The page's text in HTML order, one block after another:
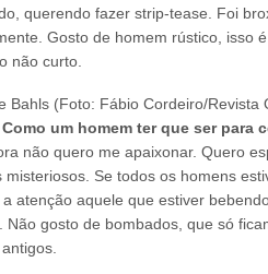
querendo fazer strip-tease. Foi
Gosto de homem rústico, isso
não curto.
Como um homem ter que ser para
não quero me apaixonar. Quero
misteriosos. Se todos os homens
atenção aquele que estiver
Não gosto de bombados, que só